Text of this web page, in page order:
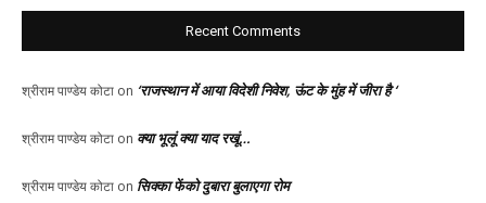
Recent Comments
श्रीराम पाण्डेय कोटा on ‘राजस्थान में आया विदेशी निवेश, ऊंट के मुंह में जीरा है ‘
श्रीराम पाण्डेय कोटा on क्या भूलूं क्या याद रखूं…
श्रीराम पाण्डेय कोटा on सिक्का फेंको दुबारा बुलाएगा रोम